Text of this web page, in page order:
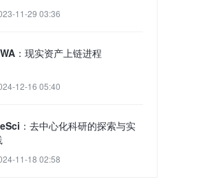
11-29 03:36
：现实资产上链进程
12-16 05:40
：去中心化科研的探索与实
11-18 02:58